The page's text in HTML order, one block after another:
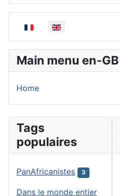
Select your language
Main menu en-GB
Home
Tags
populaires
PanAfricanistes 3
Dans le monde entier